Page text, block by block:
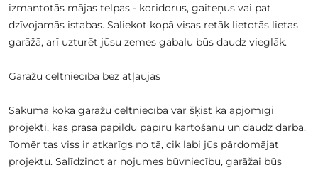
izmantotās mājas telpas - koridorus, gaiteņus vai pat
dzīvojamās istabas. Saliekot kopā visas retāk lietotās lietas
garāžā, arī uzturēt jūsu zemes gabalu būs daudz vieglāk.
Garāžu celtniecība bez atļaujas
Sākumā koka garāžu celtniecība var šķist kā apjomīgi
projekti, kas prasa papildu papīru kārtošanu un daudz darba.
Tomēr tas viss ir atkarīgs no tā, cik labi jūs pārdomājat
projektu. Salīdzinot ar nojumes būvniecību, garāžai būs